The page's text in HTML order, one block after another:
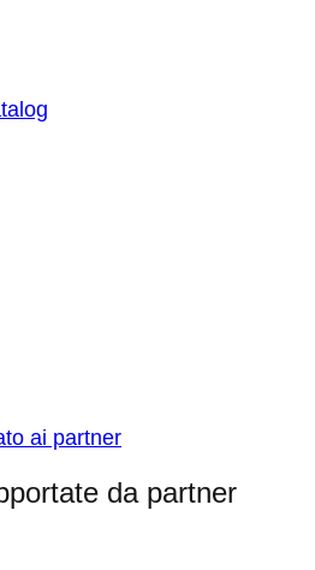
ai partner
da partner